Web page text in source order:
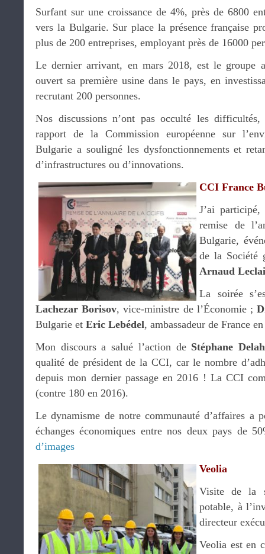
Surfant sur une croissance de 4%, près de 6800
vers la Bulgarie. Sur place la présence française
plus de 200 entreprises, employant près de 16000
Le dernier arrivant, en mars 2018, est le groupe
ouvert sa première usine dans le pays, en
recrutant 200 personnes.
Nos discussions n’ont pas occulté les
rapport de la Commission européenne sur
Bulgarie a souligné les dysfonctionnements et
d’infrastructures ou d’innovations.
CCI France
J’ai
remise de
Bulgarie,
de la Société
Arnaud
La soirée
Lachezar Borisov, vice-ministre de l’Économie ;
Bulgarie et Eric Lebédel, ambassadeur de France
Mon discours a salué l’action de Stéphane
qualité de président de la CCI, car le nombre
depuis mon dernier passage en 2016 ! La CCI
(contre 180 en 2016).
Le dynamisme de notre communauté d’affaires a
échanges économiques entre nos deux pays de
d’images
Veolia
Visite de la
potable, à
directeur
Veolia est en